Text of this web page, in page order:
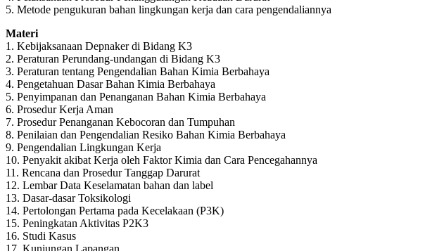
5. Metode pengukuran bahan lingkungan kerja dan cara pengendaliannya
Materi
1. Kebijaksanaan Depnaker di Bidang K3
2. Peraturan Perundang-undangan di Bidang K3
3. Peraturan tentang Pengendalian Bahan Kimia Berbahaya
4. Pengetahuan Dasar Bahan Kimia Berbahaya
5. Penyimpanan dan Penanganan Bahan Kimia Berbahaya
6. Prosedur Kerja Aman
7. Prosedur Penanganan Kebocoran dan Tumpuhan
8. Penilaian dan Pengendalian Resiko Bahan Kimia Berbahaya
9. Pengendalian Lingkungan Kerja
10. Penyakit akibat Kerja oleh Faktor Kimia dan Cara Pencegahannya
11. Rencana dan Prosedur Tanggap Darurat
12. Lembar Data Keselamatan bahan dan label
13. Dasar-dasar Toksikologi
14. Pertolongan Pertama pada Kecelakaan (P3K)
15. Peningkatan Aktivitas P2K3
16. Studi Kasus